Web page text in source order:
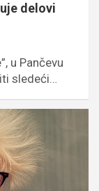
delovi
u Pančevu
sledeći…